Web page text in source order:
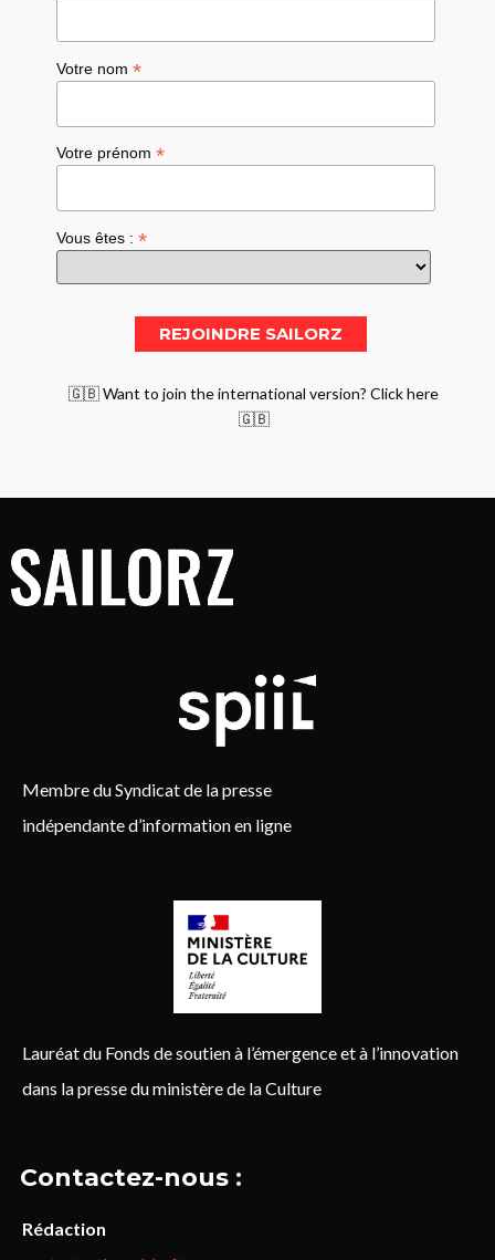
Votre nom*
Votre prénom*
Vous êtes :*
🇬🇧 Want to join the international version? Click here
🇬🇧
Membre du Syndicat de la presse
indépendante d’information en ligne
Lauréat du Fonds de soutien à l’émergence et à l’innovation
dans la presse du ministère de la Culture
Contactez-nous :
Rédaction